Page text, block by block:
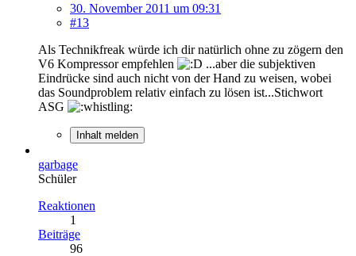
30. November 2011 um 09:31
#13
Als Technikfreak würde ich dir natürlich ohne zu zögern den
V6 Kompressor empfehlen
...aber die subjektiven
Eindrücke sind auch nicht von der Hand zu weisen, wobei
das Soundproblem relativ einfach zu lösen ist...Stichwort
ASG
Inhalt melden
garbage
Schüler
Reaktionen
1
Beiträge
96